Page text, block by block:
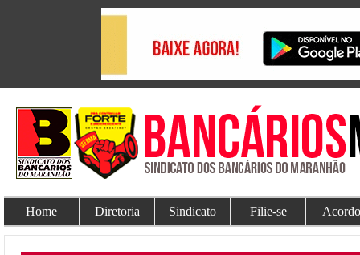
Home Diretoria Sindicato Filie-se